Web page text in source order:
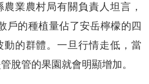
業農村局有關負責人坦言，
戶的種植量佔了安岳檸檬的四
動的群體。一旦行情走低，當
脫管的果園就會明顯增加。